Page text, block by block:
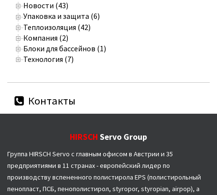
Новости (43)
Упаковка и защита (6)
Теплоизоляция (42)
Компания (2)
Блоки для бассейнов (1)
Технология (7)
Контакты
HIRSCH Servo Group
Группа HIRSCH Servo с главным офисом в Австрии и 35
предприятиями в 11 странах - европейский лидер по
производству вспененного полистирола EPS (полистирольный
пенопласт, ПСБ, пенополистирол, styropor, styropian, airpop), а